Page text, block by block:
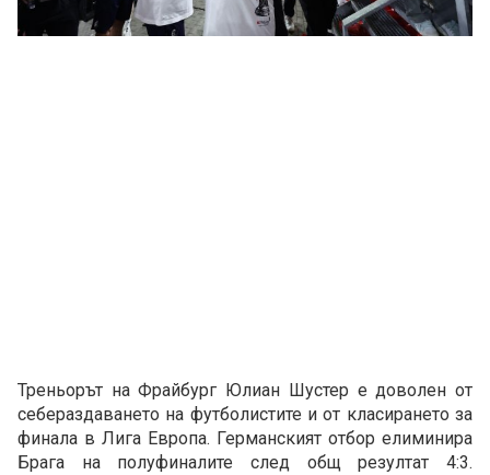
Треньорът на Фрайбург Юлиан Шустер е доволен от
себераздаването на футболистите и от класирането за
финала в Лига Европа. Германският отбор елиминира
Брага на полуфиналите след общ резултат 4:3.